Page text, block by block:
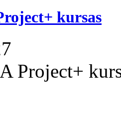
kursas
Project+